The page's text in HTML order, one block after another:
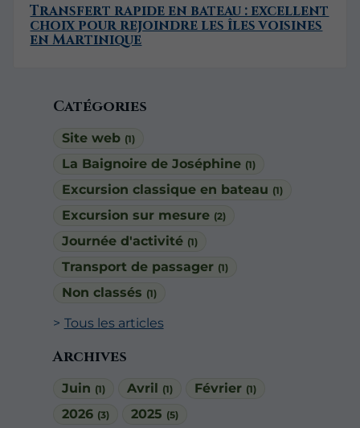
Catégories
Site web (1)
La Baignoire de Joséphine (1)
Excursion classique en bateau (1)
Excursion sur mesure (2)
Journée d'activité (1)
Transport de passager (1)
Non classés (1)
Tous les articles
Archives
Juin (1) Avril (1) Février (1)
2026 (3) 2025 (5)
Transfert rapide en bateau : excellent
choix pour rejoindre les îles voisines
en Martinique